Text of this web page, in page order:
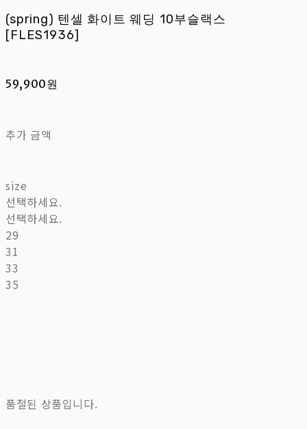
(spring) 텐셀 화이트 웨딩 10부슬랙스
[FLES1936]
59,900원
추가 금액
size
선택하세요.
선택하세요.
29
31
33
35
품절된 상품입니다.